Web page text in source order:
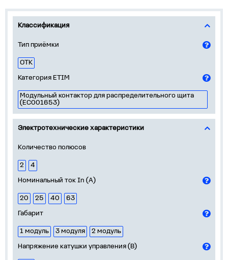
Классификация
Тип приёмки
ОТК
Категория ETIM
Модульный контактор для распределительного щита
(EC001653)
Электротехнические характеристики
Количество полюсов
2
4
Номинальный ток In (А)
20 25 40
63
Габарит
1 модуль 3 модуля
2 модуль
Напряжение катушки управления (В)